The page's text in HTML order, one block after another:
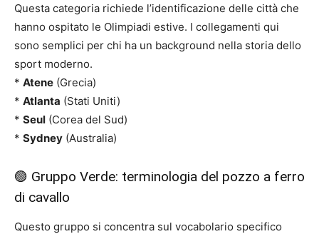
Questa categoria richiede l’identificazione delle città che
hanno ospitato le Olimpiadi estive. I collegamenti qui
sono semplici per chi ha un background nella storia dello
sport moderno.
* Atene (Grecia)
* Atlanta (Stati Uniti)
* Seul (Corea del Sud)
* Sydney (Australia)
🟢 Gruppo Verde: terminologia del pozzo a ferro
di cavallo
Questo gruppo si concentra sul vocabolario specifico